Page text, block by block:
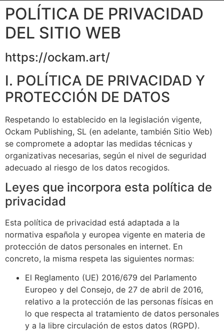
POLÍTICA DE PRIVACIDAD
DEL SITIO WEB
https://ockam.art/
I. POLÍTICA DE PRIVACIDAD Y
PROTECCIÓN DE DATOS
Respetando lo establecido en la legislación vigente,
Ockam Publishing, SL (en adelante, también Sitio Web)
se compromete a adoptar las medidas técnicas y
organizativas necesarias, según el nivel de seguridad
adecuado al riesgo de los datos recogidos.
Leyes que incorpora esta política de
privacidad
Esta política de privacidad está adaptada a la
normativa española y europea vigente en materia de
protección de datos personales en internet. En
concreto, la misma respeta las siguientes normas:
El Reglamento (UE) 2016/679 del Parlamento
Europeo y del Consejo, de 27 de abril de 2016,
relativo a la protección de las personas físicas en
lo que respecta al tratamiento de datos personales
y a la libre circulación de estos datos (RGPD).